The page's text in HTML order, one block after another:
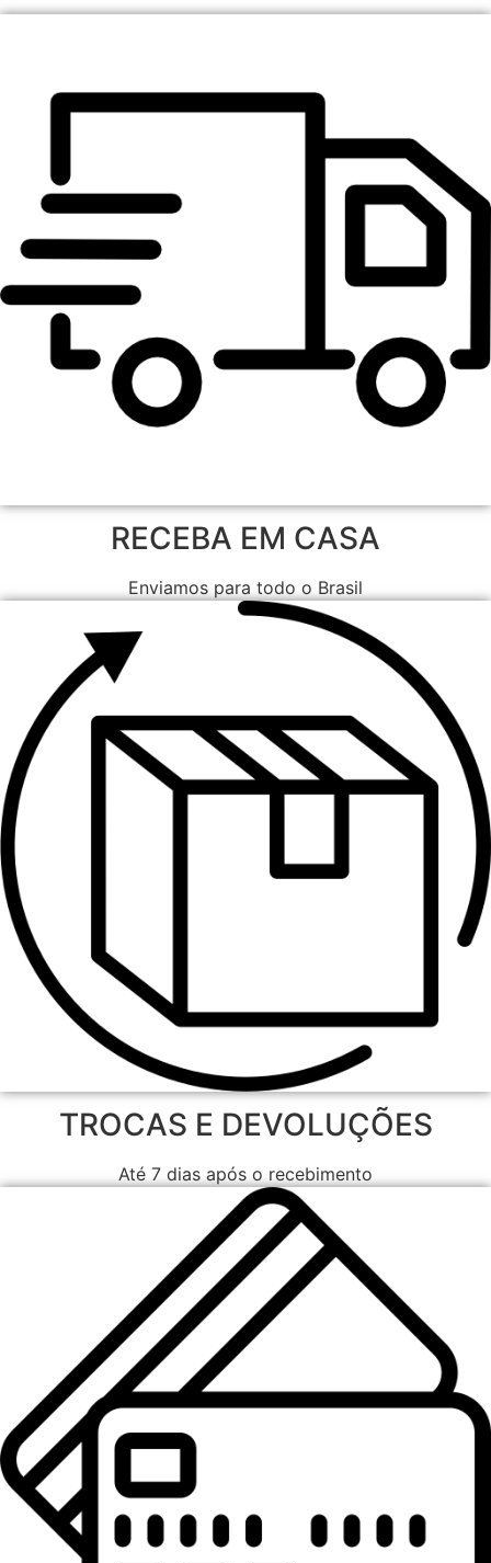
RECEBA EM CASA
Enviamos para todo o Brasil
TROCAS E DEVOLUÇÕES
Até 7 dias após o recebimento